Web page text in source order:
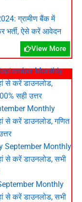
ग्रामीण बैंक में
भर्ती, ऐसे करें आवेदन
View More
Monthly
से करें डाउनलोड,
सही उत्तर
Monthly
से करें डाउनलोड, गणित
September Monthly
से करें डाउनलोड, सभी
Monthly
से करें डाउनलोड, सभी